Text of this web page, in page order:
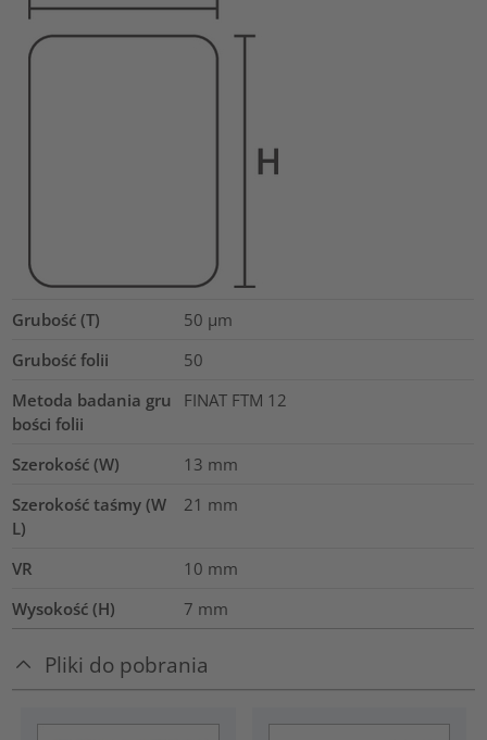
Grubość (T) 50 µm
Grubość folii
50
Metoda badania gru
bości folii
FINAT FTM 12
Szerokość (W) 13 mm
Szerokość taśmy (W
L)
21 mm
VR 10 mm
Wysokość (H)
7 mm
Pliki do pobrania